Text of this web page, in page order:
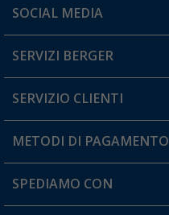
Orari di apertura del servizio:
Hai una domanda?
SOCIAL MEDIA
SERVIZI BERGER
Diventare rivenditori
Il mio Account
Carta fedeltà Berger
SERVIZIO CLIENTI
Informazioni sulla spedizione
Resi
METODI DI PAGAMENTO
SPEDIAMO CON